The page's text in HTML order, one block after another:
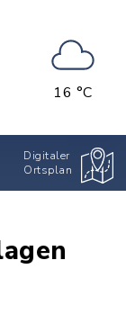
16 °C
Digitaler
Ortsplan